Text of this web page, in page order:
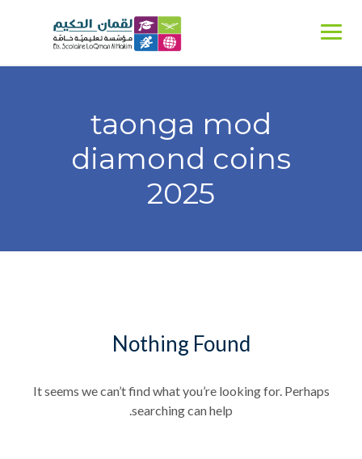
taonga mod
diamond coins
2025
Nothing Found
It seems we can’t find what you’re looking for. Perhaps
searching can help.